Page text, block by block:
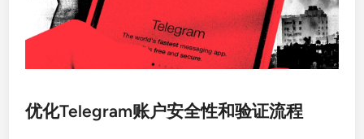
优化Telegram账户安全性和验证流程